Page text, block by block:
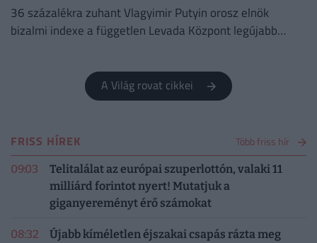
36 százalékra zuhant Vlagyimir Putyin orosz elnök
bizalmi indexe a független Levada Központ legújabb
A Világ rovat cikkei
FRISS HÍREK Több friss hír
09:03
Telitalálat az európai szuperlottón, valaki 11
milliárd forintot nyert! Mutatjuk a
giganyereményt érő számokat
08:32
Újabb kíméletlen éjszakai csapás rázta meg